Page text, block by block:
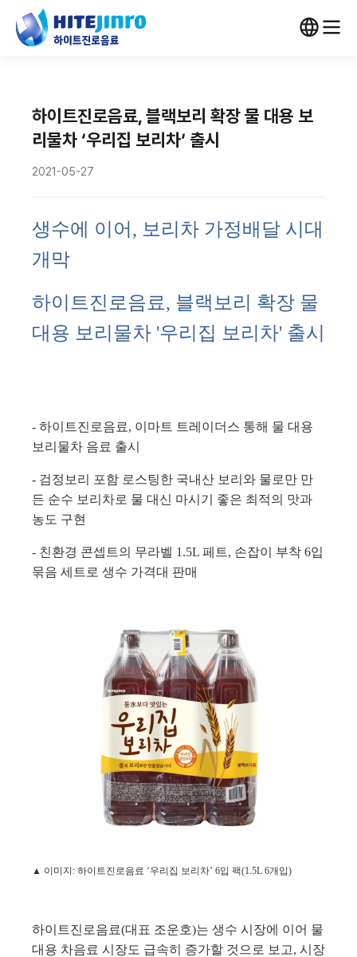
하이트진로음료, 블랙보리 확장 물 대용 보
리물차 ‘우리집 보리차‘ 출시
2021-05-27
생수에 이어, 보리차 가정배달 시대
개막
하이트진로음료, 블랙보리 확장 물
대용 보리물차 '우리집 보리차' 출시
- 하이트진로음료, 이마트 트레이더스 통해 물 대용
보리물차 음료 출시
- 검정보리 포함 로스팅한 국내산 보리와 물로만 만
든 순수 보리차로 물 대신 마시기 좋은 최적의 맛과
농도 구현
- 친환경 콘셉트의 무라벨 1.5L 페트, 손잡이 부착 6입
묶음 세트로 생수 가격대 판매
▲ 이미지: 하이트진로음료 ‘우리집 보리차’ 6입 팩(1.5L 6개입)
하이트진로음료(대표 조운호)는 생수 시장에 이어 물
대용 차음료 시장도 급속히 증가할 것으로 보고, 시장